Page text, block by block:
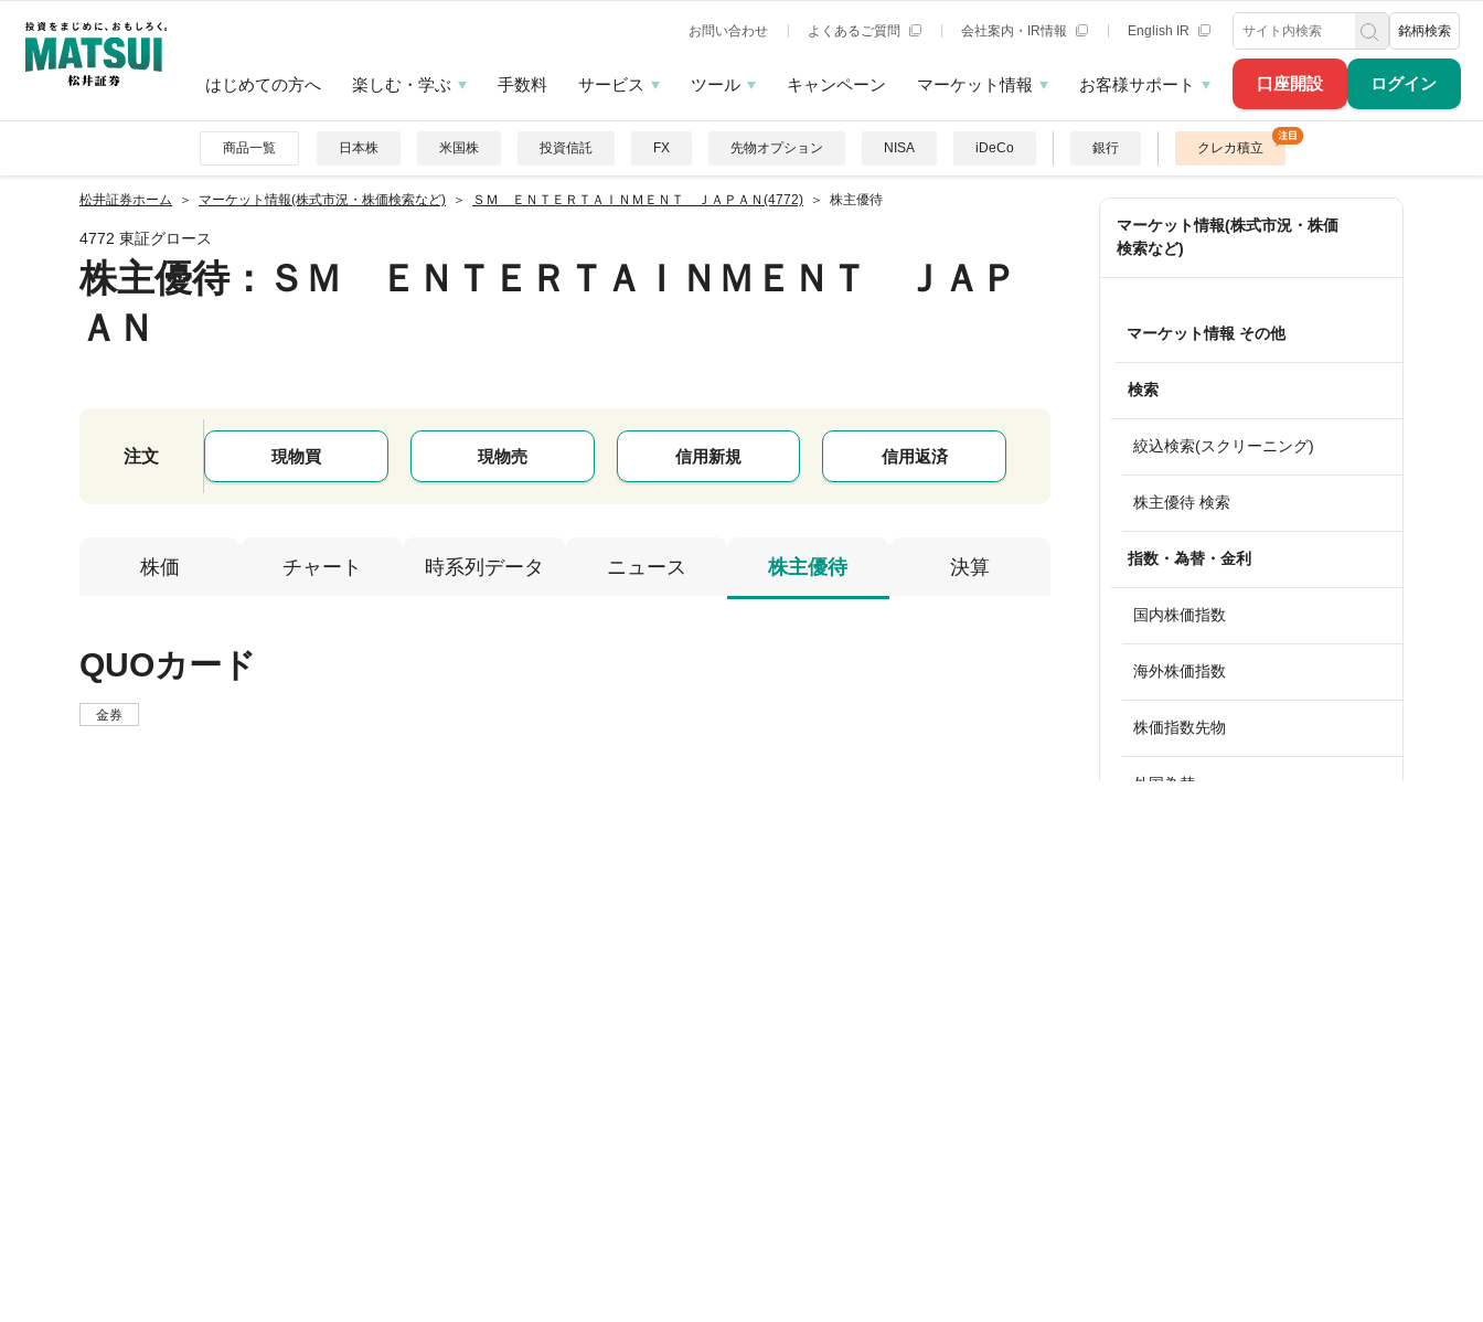
口座開設 ログイン
お問い合わせ よくあるご質問 会社案内・IR情報 English IR 銘柄検索
はじめての方へ 楽しむ・学ぶ 手数料 サービス ツール キャンペーン マーケット情報 お客様サポート
商品一覧 日本株 米国株 投資信託 FX 先物オプション NISA iDeCo 銀行 クレカ積立
松井証券ホーム マーケット情報(株式市況・株価検索など) ＳＭ ＥＮＴＥＲＴＡＩＮＭＥＮＴ ＪＡＰＡＮ(4772) 株主優待
4772 東証グロース
株主優待：ＳＭ ＥＮＴＥＲＴＡＩＮＭＥＮＴ ＪＡＰ
ＡＮ
注文 現物買 現物売 信用新規 信用返済
株価 チャート 時系列データ ニュース 株主優待 決算
QUOカード
金券
マーケット情報(株式市況・株価
検索など)
マーケット情報 その他
検索
絞込検索(スクリーニング)
株主優待 検索
指数・為替・金利
国内株価指数
海外株価指数
株価指数先物
外国為替